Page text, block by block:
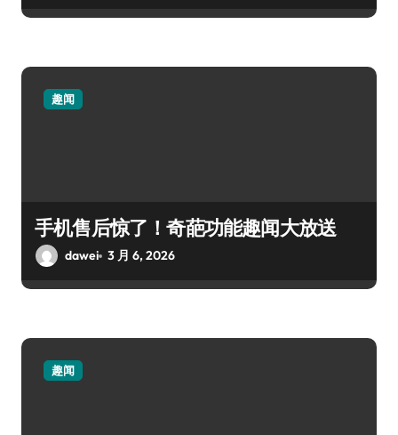
趣闻
手机售后惊了！奇葩功能趣闻大放送
dawei 3 月 6, 2026
趣闻